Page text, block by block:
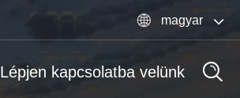
 magyar
Lépjen kapcsolatba velünk